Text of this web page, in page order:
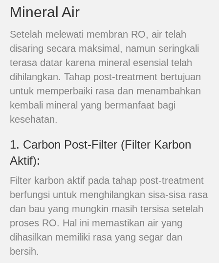
Mineral Air
Setelah melewati membran RO, air telah
disaring secara maksimal, namun seringkali
terasa datar karena mineral esensial telah
dihilangkan. Tahap post-treatment bertujuan
untuk memperbaiki rasa dan menambahkan
kembali mineral yang bermanfaat bagi
kesehatan.
1. Carbon Post-Filter (Filter Karbon
Aktif):
Filter karbon aktif pada tahap post-treatment
berfungsi untuk menghilangkan sisa-sisa rasa
dan bau yang mungkin masih tersisa setelah
proses RO. Hal ini memastikan air yang
dihasilkan memiliki rasa yang segar dan
bersih.